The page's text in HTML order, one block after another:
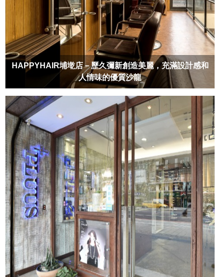
HAPPYHAIR埔墘店－歷久彌新創造美麗，充滿設計感和
人情味的優質沙龍